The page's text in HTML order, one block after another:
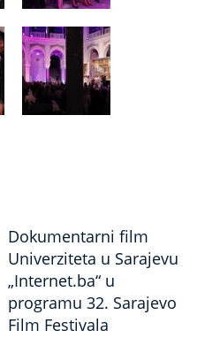
Dokumentarni film
Univerziteta u Sarajevu
„Internet.ba“ u
programu 32. Sarajevo
Film Festivala